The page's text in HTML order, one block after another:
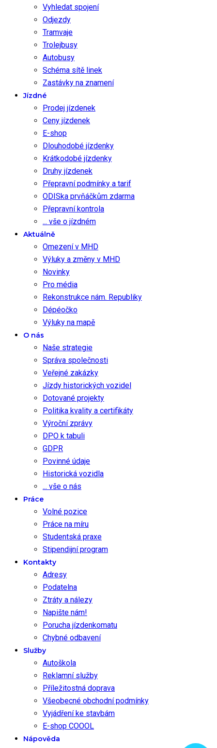
Vyhledat spojení
Odjezdy
Tramvaje
Trolejbusy
Autobusy
Schéma sítě linek
Zastávky na znamení
Jízdné
Prodej jízdenek
Ceny jízdenek
E-shop
Dlouhodobé jízdenky
Krátkodobé jízdenky
Druhy jízdenek
Přepravní podmínky a tarif
ODISka prvňáčkům zdarma
Přepravní kontrola
... vše o jízdném
Aktuálně
Omezení v MHD
Výluky a změny v MHD
Novinky
Pro média
Rekonstrukce nám. Republiky
Dépéočko
Výluky na mapě
O nás
Naše strategie
Správa společnosti
Veřejné zakázky
Jízdy historických vozidel
Dotované projekty
Politika kvality a certifikáty
Výroční zprávy
DPO k tabuli
GDPR
Povinné údaje
Historická vozidla
... vše o nás
Práce
Volné pozice
Práce na míru
Studentská praxe
Stipendijní program
Kontakty
Adresy
Podatelna
Ztráty a nálezy
Napište nám!
Porucha jízdenkomatu
Chybné odbavení
Služby
Autoškola
Reklamní služby
Příležitostná doprava
Všeobecné obchodní podmínky
Vyjádření ke stavbám
E-shop COOOL
Nápověda